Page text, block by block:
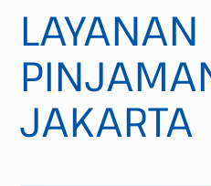
LAYANAN
JAKARTA